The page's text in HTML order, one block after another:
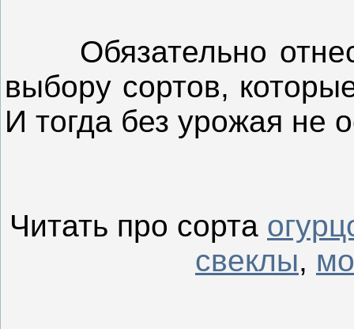
Обязательно
выбору сортов,
И тогда без урожая не
Читать про сорта
свеклы,